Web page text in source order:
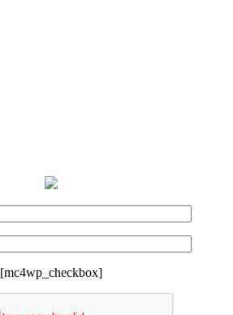
[mc4wp_checkbox]